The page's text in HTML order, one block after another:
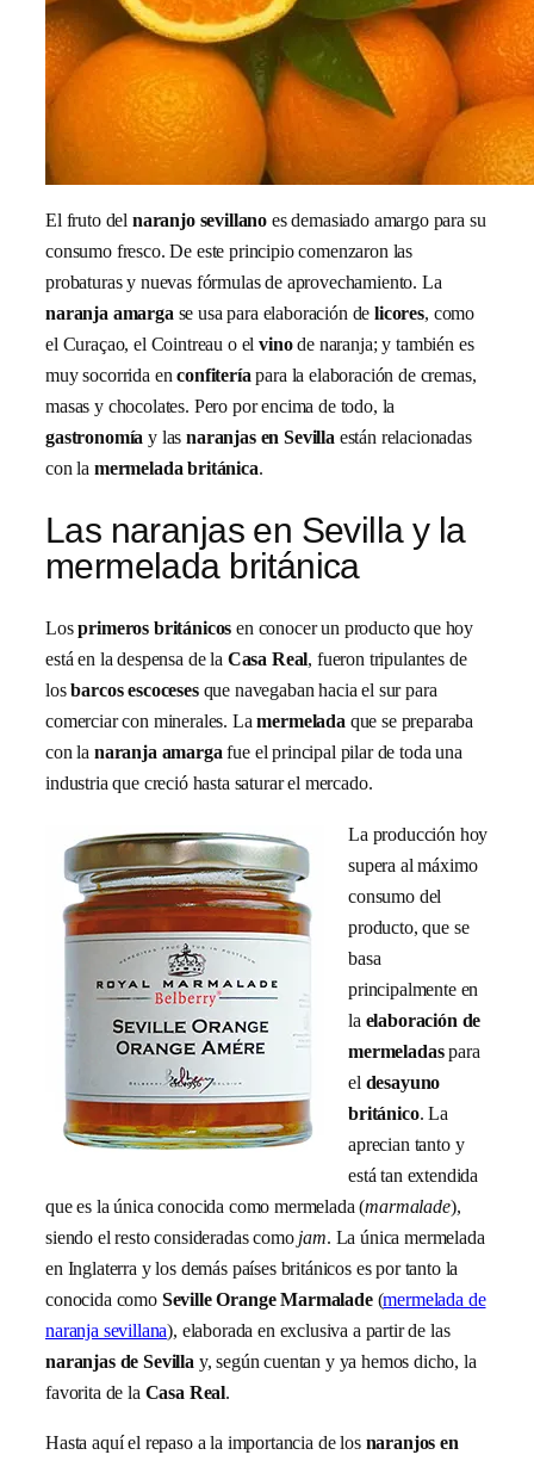
El fruto del naranjo sevillano es demasiado amargo para su
consumo fresco. De este principio comenzaron las
probaturas y nuevas fórmulas de aprovechamiento. La
naranja amarga se usa para elaboración delicores, como
el Curaçao, el Cointreau o elvinode naranja; y también es
muy socorrida enconfitería para la elaboración de cremas,
masas y chocolates. Pero por encima de todo, la
gastronomía y lasnaranjas en Sevilla están relacionadas
con la mermelada británica.
Las naranjas en Sevilla y la
mermelada británica
Losprimeros británicos en conocer un producto que hoy
está en la despensa de la Casa Real, fueron tripulantes de
losbarcos escocesesque navegaban hacia el sur para
comerciar con minerales. Lamermeladaque se preparaba
con la naranja amargafue el principal pilar de toda una
industria que creció hasta saturar el mercado.
La producción hoy
supera al máximo
consumo del
producto, que se
basa
principalmente en
la elaboración de
mermeladaspara
el desayuno
británico. La
aprecian tanto y
está tan extendida
que es la única conocida como mermelada (marmalade),
siendo el resto consideradas como jam. La única mermelada
en Inglaterra y los demás países británicos es por tanto la
conocida como Seville Orange Marmalade (mermelada de
naranja sevillana), elaborada en exclusiva a partir de las
naranjas de Sevillay, según cuentan y ya hemos dicho, la
favorita de la Casa Real.
Hasta aquí el repaso a la importancia de los naranjos en